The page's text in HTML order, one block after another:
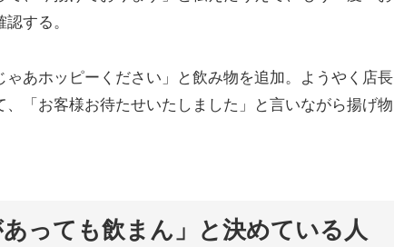
する。
あホッピーください」と飲み物を追加。ようやく店長
「お客様お待たせいたしました」と言いながら揚げ物
あっても飲まん」と決めている人